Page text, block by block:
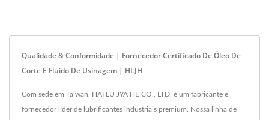
Qualidade & Conformidade | Fornecedor Certificado De Óleo De
Corte E Fluido De Usinagem | HLJH
Com sede em Taiwan, HAI LU JYA HE CO., LTD. é um fabricante e
fornecedor líder de lubrificantes industriais premium. Nossa linha de